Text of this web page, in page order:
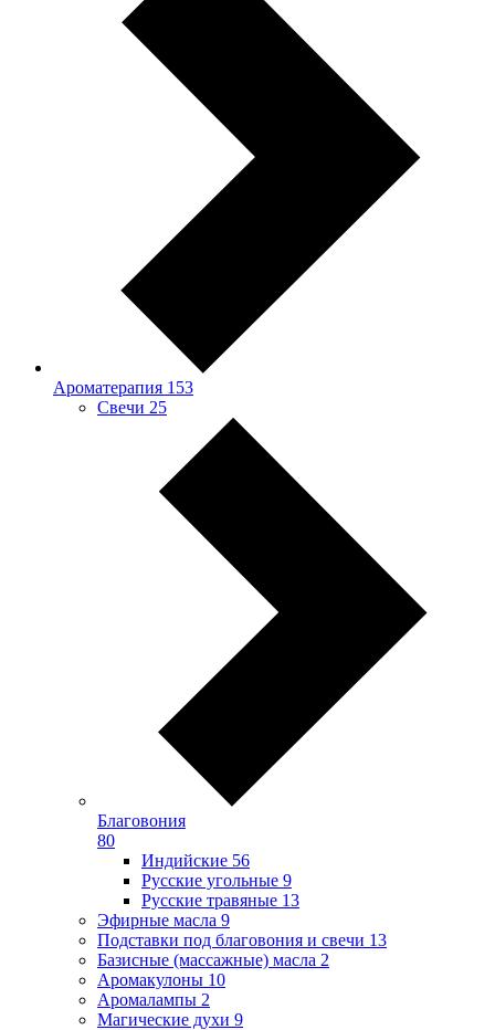
Ароматерапия 153
Свечи 25
Благовония
80
Индийские 56
Русские угольные 9
Русские травяные 13
Эфирные масла 9
Подставки под благовония и свечи 13
Базисные (массажные) масла 2
Аромакулоны 10
Аромалампы 2
Магические духи 9